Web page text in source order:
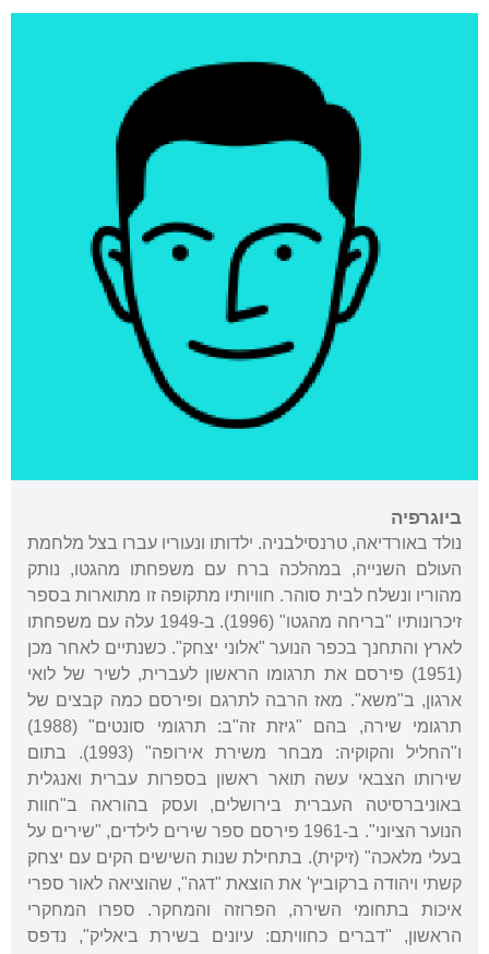
ביוגרפיה
נולד באורדיאה, טרנסילבניה. ילדותו ונעוריו עברו בצל מלחמת
העולם השנייה, במהלכה ברח עם משפחתו מהגטו, נותק
מהוריו ונשלח לבית סוהר. חוויותיו מתקופה זו מתוארות בספר
זיכרונותיו "בריחה מהגטו" (1996). ב-1949 עלה עם משפחתו
לארץ והתחנך בכפר הנוער "אלוני יצחק". כשנתיים לאחר מכן
(1951) פירסם את תרגומו הראשון לעברית, לשיר של לואי
ארגון, ב"משא". מאז הרבה לתרגם ופירסם כמה קבצים של
תרגומי שירה, בהם "גיזת זה"ב: תרגומי סונטים" (1988)
ו"החליל והקוקיה: מבחר משירת אירופה" (1993). בתום
שירותו הצבאי עשה תואר ראשון בספרות עברית ואנגלית
באוניברסיטה העברית בירושלים, ועסק בהוראה ב"חוות
הנוער הציוני". ב-1961 פירסם ספר שירים לילדים, "שירים על
בעלי מלאכה" (זיקית). בתחילת שנות השישים הקים עם יצחק
קשתי ויהודה ברקוביץ' את הוצאת "דגה", שהוציאה לאור ספרי
איכות בתחומי השירה, הפרוזה והמחקר. ספרו המחקרי
הראשון, "דברים כחוויתם: עיונים בשירת ביאליק", נדפס